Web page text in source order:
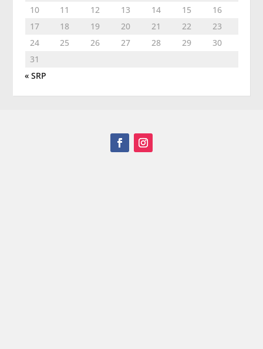
10
11 12 13 14 15
16
17
18 19 20 21 22
23
24
25 26 27 28 29
30
31
« SRP